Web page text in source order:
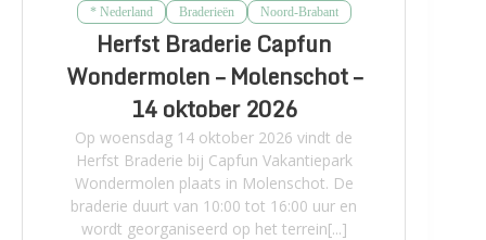
* Nederland Braderieën Noord-Brabant
Herfst Braderie Capfun
Wondermolen – Molenschot –
14 oktober 2026
Op woensdag 14 oktober 2026 vindt de
Herfst Braderie bij Capfun Vakantiepark
Wondermolen plaats in Molenschot. De
braderie duurt van 10:00 tot 16:00 uur en
wordt georganiseerd op het terrein[...]